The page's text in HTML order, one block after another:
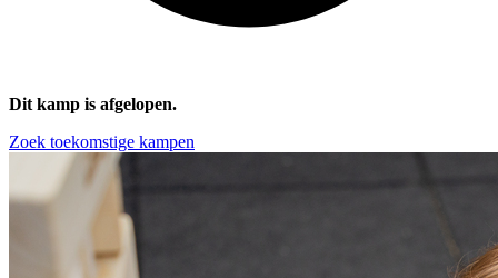
Dit kamp is afgelopen.
Zoek toekomstige kampen